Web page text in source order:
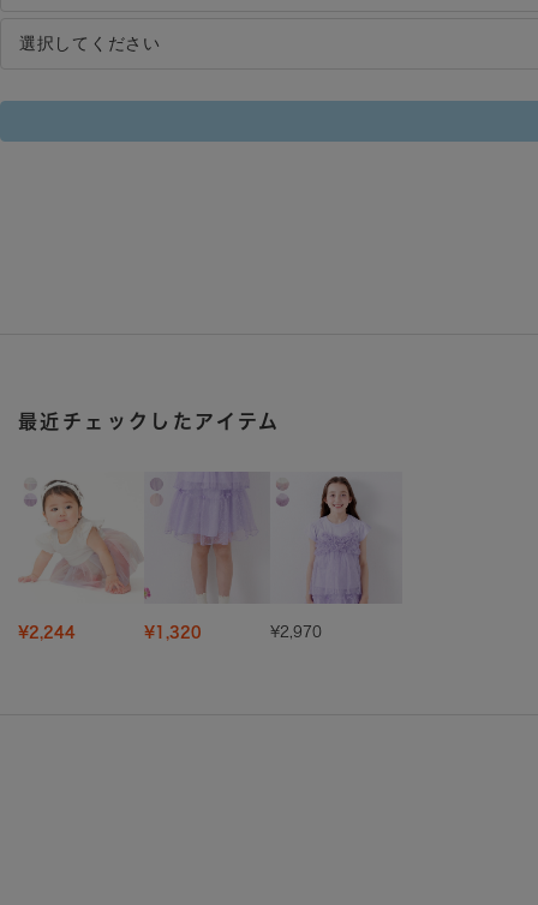
最近チェックしたアイテム
¥2,244 ¥1,320 ¥2,970